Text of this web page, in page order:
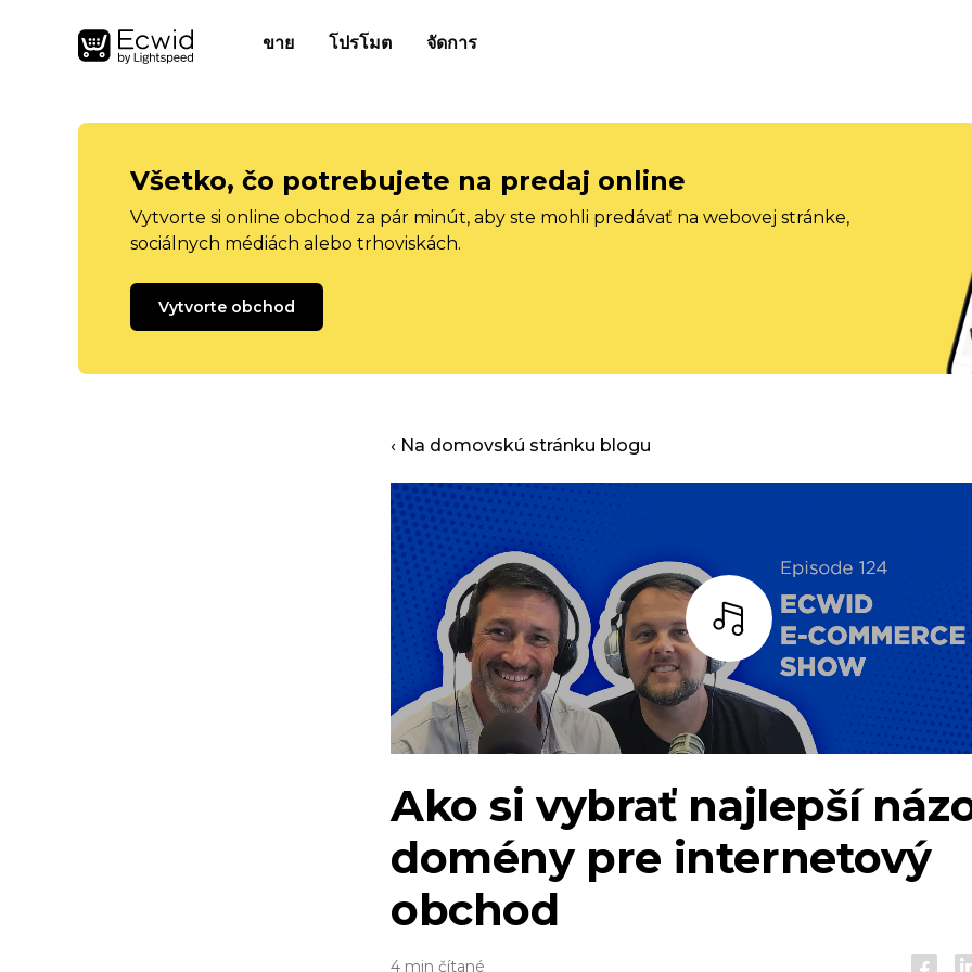
ขาย โปรโมต จัดการ
Všetko, čo potrebujete na predaj online
Vytvorte si online obchod za pár minút, aby ste mohli predávať na webovej stránke,
sociálnych médiách alebo trhoviskách.
Vytvorte obchod
‹ Na domovskú stránku blogu
počúvať
Ako si vybrať najlepší
domény pre internetový
obchod
4 min čítané